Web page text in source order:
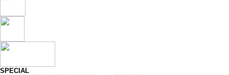
SPECIAL